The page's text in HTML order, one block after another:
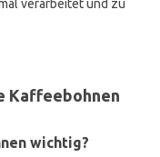
verarbeitet und zu
Kaffeebohnen
wichtig?